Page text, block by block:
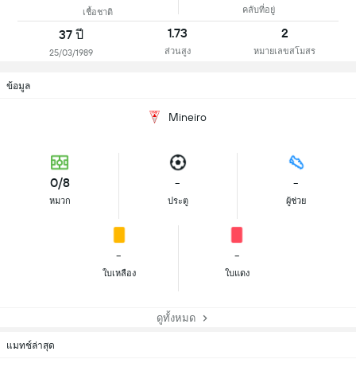
เชื้อชาติ คลับที่อยู่
37 ปี
25/03/1989
1.73
ส่วนสูง
2
หมายเลขสโมสร
ข้อมูล
Mineiro
0/8
หมวก
-
ประตู
-
ผู้ช่วย
-
ใบเหลือง
-
ใบแดง
ดูทั้งหมด
แมทช์ล่าสุด